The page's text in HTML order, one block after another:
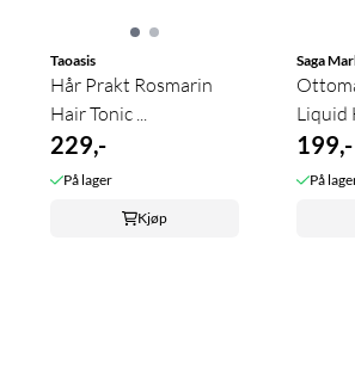
Taoasis
Hår Prakt Rosmarin
Hair Tonic ...
229,-
På lager
Kjøp
Saga
Liquid
199,-
På